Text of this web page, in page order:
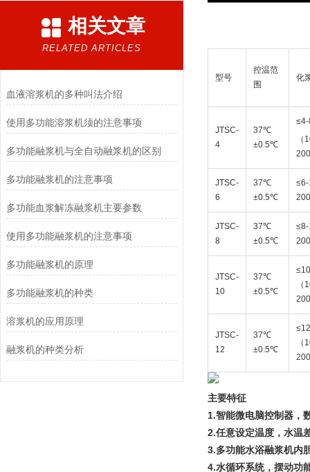
相关文章
RELATED ARTICLES
血液溶浆机的多种叫法介绍
使用多功能溶浆机须的注意事项
多功能融浆机与全自动融浆机的区别
多功能融浆机的注意事项
多功能血浆解冻融浆机主要参数
使用多功能融浆机的注意事项
多功能融浆机的原理
多功能融浆机的种类
溶浆机的应用原理
融浆机的种类分析
型号
控温范
围
化
JTSC-
4
37℃
±0.5℃
（
JTSC-
6
37℃
±0.5℃
JTSC-
8
37℃
±0.5℃
JTSC-
10
37℃
±0.5℃
（
JTSC-
12
37℃
±0.5℃
（
主要特征
1.智能微电脑控制器，
2.任意设定温度，水温
3.多功能水浴融浆机内
4.水循环系统，摆动功